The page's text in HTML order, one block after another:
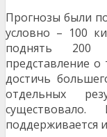
Прогнозы были
условно – 100
поднять 200
представление
достичь
отдельных
поддерживается